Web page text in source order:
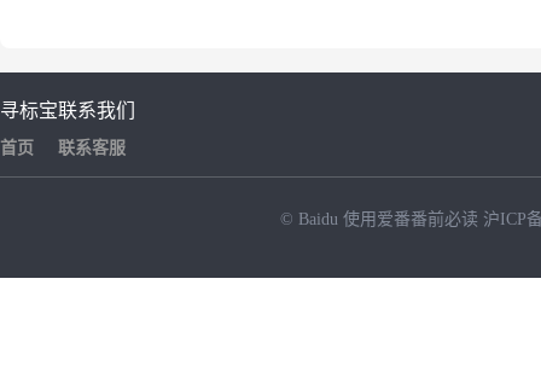
寻标宝
首页
联系我们
联系客服
© Baidu 使用爱番番前必读 沪ICP